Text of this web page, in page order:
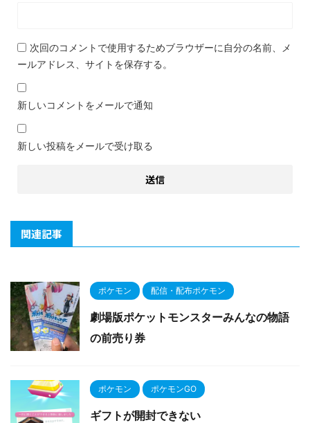
次回のコメントで使用するためブラウザーに自分の名前、メ
ールアドレス、サイトを保存する。
新しいコメントをメールで通知
新しい投稿をメールで受け取る
関連記事
ポケモン 配信・配布ポケモン
劇場版ポケットモンスターみんなの物語
の前売り券
ポケモン ポケモンGO
ギフトが開封できない